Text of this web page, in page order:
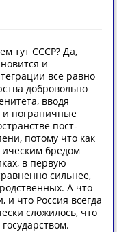
тут СССР? Да,
и
все равно
добровольно
вводя
пограничные
пост-
потому что как
бредом
в первую
сильнее,
А что
и что Россия всегда
сложилось, что